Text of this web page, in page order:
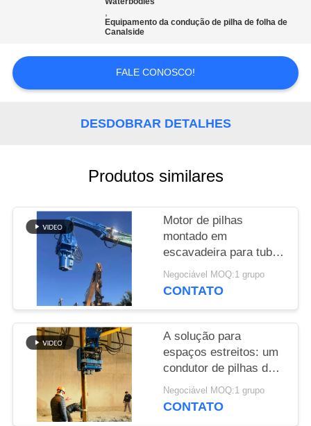
NOTÍCIA
SITEMAP
PRIVACY
POLICY
,
Equipamento da condução de pilha de folha de
Canalside
FALE CONOSCO!
DESDOBRAR DETALHES
Produtos similares
Motor de pilhas
montado em
escavadeira para tubos
de aço e fundações de
pilhas de chapa
Negociável MOQ:1 grupo
CONTATO
A solução para
espaços estreitos: um
condutor de pilhas de
aperto lateral com
design compacto para
Negociável MOQ:1 grupo
CONTATO